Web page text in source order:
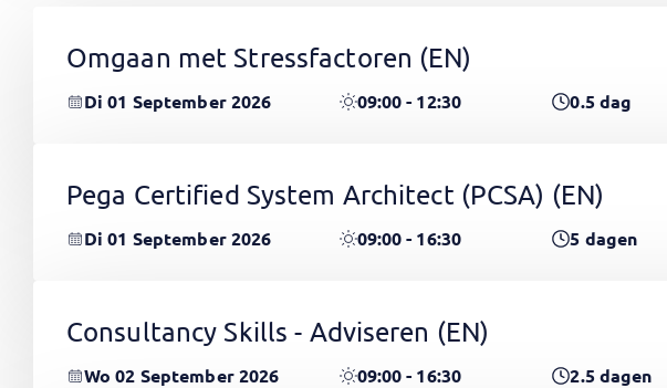
Omgaan met Stressfactoren (EN)
Di 01 September 2026 09:00 - 12:30 0.5dag
Pega Certified System Architect (PCSA) (EN)
Di 01 September 2026 09:00 - 16:30 5 dagen
Consultancy Skills - Adviseren (EN)
Wo 02 September 2026 09:00 - 16:30 2.5dagen